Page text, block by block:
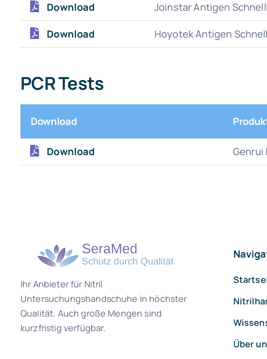
Download Joinstar Antigen
Download Hoyotek Antigen
PCR Tests
Download
Download Genrui
Ihr Anbieter für Nitril
Untersuchungshandschuhe in höchster
Qualität. Auch große Mengen sind
kurzfristig verfügbar.
Über